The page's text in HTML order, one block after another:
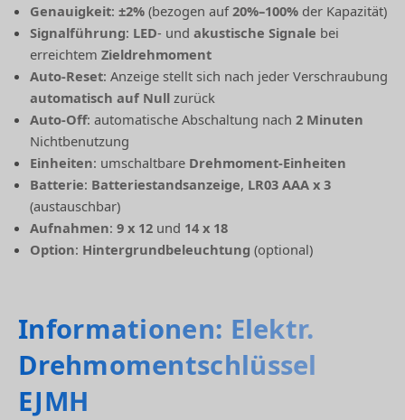
Genauigkeit:±2% (bezogen auf20%–100% der Kapazität)
Signalführung: LED- undakustische Signale bei
erreichtemZieldrehmoment
Auto-Reset: Anzeige stellt sich nach jeder Verschraubung
automatisch auf Null zurück
Auto-Off: automatische Abschaltung nach2 Minuten
Nichtbenutzung
Einheiten: umschaltbare Drehmoment-Einheiten
Batterie: Batteriestandsanzeige, LR03 AAA x 3
(austauschbar)
Aufnahmen:9 x 12 und 14 x 18
Option: Hintergrundbeleuchtung (optional)
Informationen: Elektr.
Drehmomentschlüssel
EJMH